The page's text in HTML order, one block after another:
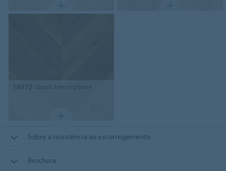
18072 classic herringbone
Sobre a resistência ao escorregamento
Brochura